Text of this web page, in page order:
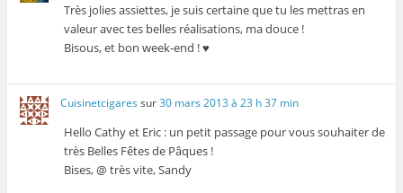
Très jolies assiettes, je suis certaine que tu les mettras en
valeur avec tes belles réalisations, ma douce !
Bisous, et bon week-end ! ♥
Cuisinetcigares sur30 mars 2013 à 23 h 37 min
Hello Cathy et Eric : un petit passage pour vous souhaiter de
très Belles Fêtes de Pâques !
Bises, @ très vite, Sandy